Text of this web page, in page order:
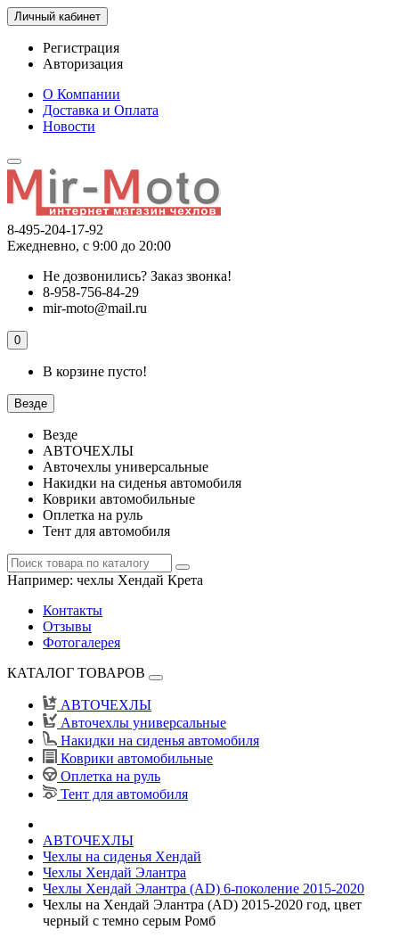
Личный кабинет
Регистрация
Авторизация
О Компании
Доставка и Оплата
Новости
8-495-204-17-92
Ежедневно, с 9:00 до 20:00
Не дозвонились? Заказ звонка!
8-958-756-84-29
mir-moto@mail.ru
0
В корзине пусто!
Везде
Везде
АВТОЧЕХЛЫ
Авточехлы универсальные
Накидки на сиденья автомобиля
Коврики автомобильные
Оплетка на руль
Тент для автомобиля
Например: чехлы Хендай Крета
Контакты
Отзывы
Фотогалерея
КАТАЛОГ ТОВАРОВ
АВТОЧЕХЛЫ
Авточехлы универсальные
Накидки на сиденья автомобиля
Коврики автомобильные
Оплетка на руль
Тент для автомобиля
АВТОЧЕХЛЫ
Чехлы на сиденья Хендай
Чехлы Хендай Элантра
Чехлы Хендай Элантра (AD) 6-поколение 2015-2020
Чехлы на Хендай Элантра (AD) 2015-2020 год, цвет
черный с темно серым Ромб